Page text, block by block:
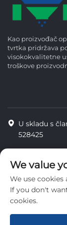
Kao proizvođač
tvrtka pridržava
visokokvalitetne
troškove
U skladu s
528425
[email
We value
We use
If you don't
cookies.